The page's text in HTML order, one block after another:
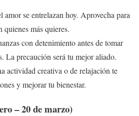
amor se entrelazan hoy. Aprovecha para
quienes más quieres.
con detenimiento antes de tomar
La precaución será tu mejor aliado.
actividad creativa o de relajación te
y mejorar tu bienestar.
– 20 de marzo)